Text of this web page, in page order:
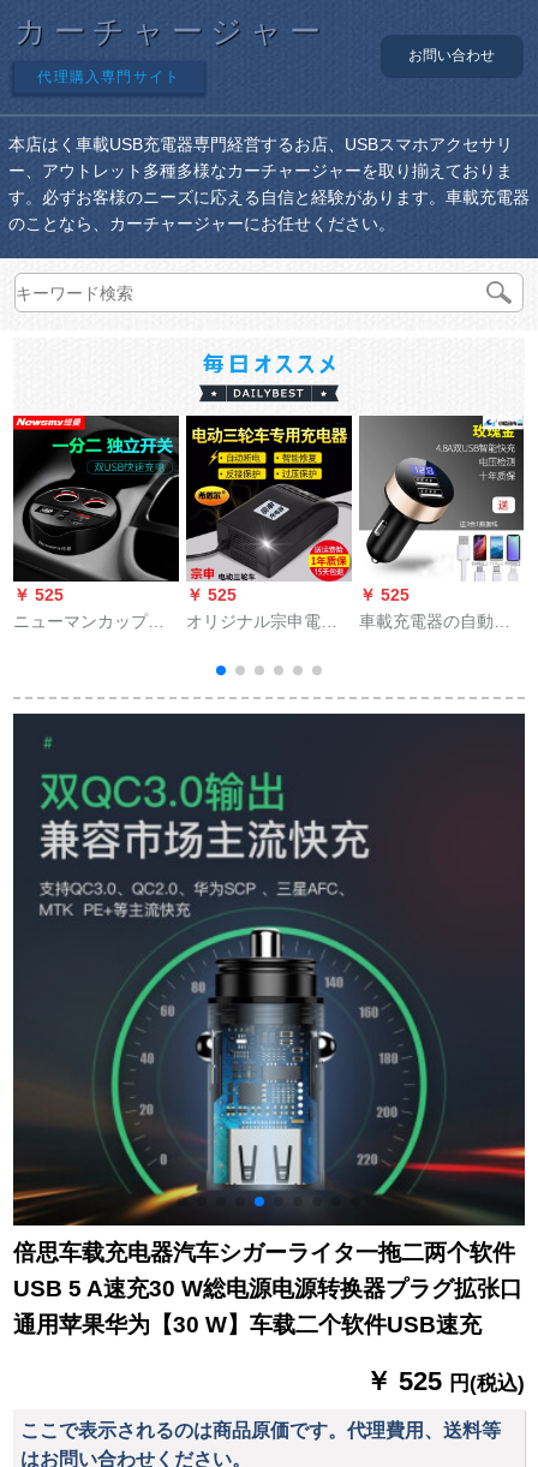
カーチャージャー
代理購入専門サイト
お問い合わせ
本店はく車載USB充電器専門経営するお店、USBスマホアクセサリ
ー、アウトレット多種多様なカーチャージャーを取り揃えておりま
す。必ずお客様のニーズに応える自信と経験があります。車載充電器
のことなら、カーチャージャーにお任せください。
￥ 525
ニューマンカップ式
プラグインヘッドタ
っ張って、快速充電
の標準装備＋type-c充
電ラインを充電しま
す。
￥ 525
オリジナル宗申電気
電器48 V 20 A 60 V
30 A 72 V 35 AH 32
通用
￥ 525
車載充電器の自動車
ターフェース多機能
倍思车载充电器汽车シガーライタ一拖二两个软件
USB 5 A速充30 W総电源电源转换器プラグ拡张口
通用苹果华为【30 W】车载二个软件USB速充
￥ 525 円(税込)
ここで表示されるのは商品原価です。代理費用、送料等
はお問い合わせください。